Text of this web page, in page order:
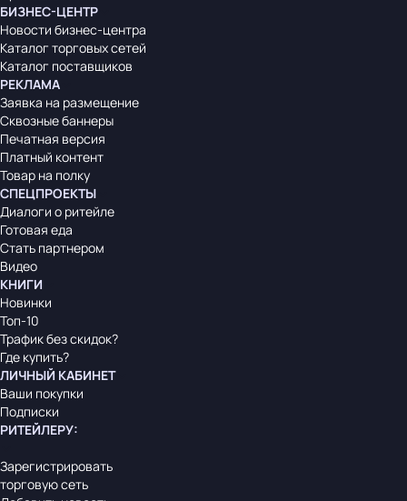
БИЗНЕС-ЦЕНТР
Новости бизнес-центра
Каталог торговых сетей
Каталог поставщиков
РЕКЛАМА
Заявка на размещение
Сквозные баннеры
Печатная версия
Платный контент
Товар на полку
СПЕЦПРОЕКТЫ
Диалоги о ритейле
Готовая еда
Стать партнером
Видео
КНИГИ
Новинки
Топ-10
Трафик без скидок?
Где купить?
ЛИЧНЫЙ КАБИНЕТ
Ваши покупки
Подписки
РИТЕЙЛЕРУ:
Зарегистрировать
торговую сеть